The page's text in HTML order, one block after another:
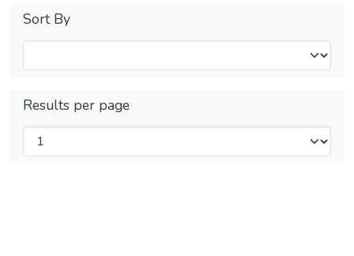
Sort By
Results per page